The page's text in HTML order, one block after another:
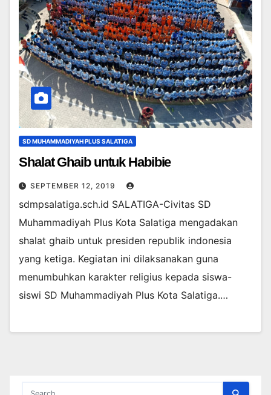
SD MUHAMMADIYAH PLUS SALATIGA
Shalat Ghaib untuk Habibie
SEPTEMBER 12, 2019
sdmpsalatiga.sch.id SALATIGA-Civitas SD
Muhammadiyah Plus Kota Salatiga mengadakan
shalat ghaib untuk presiden republik indonesia
yang ketiga. Kegiatan ini dilaksanakan guna
menumbuhkan karakter religius kepada siswa-
siswi SD Muhammadiyah Plus Kota Salatiga.…